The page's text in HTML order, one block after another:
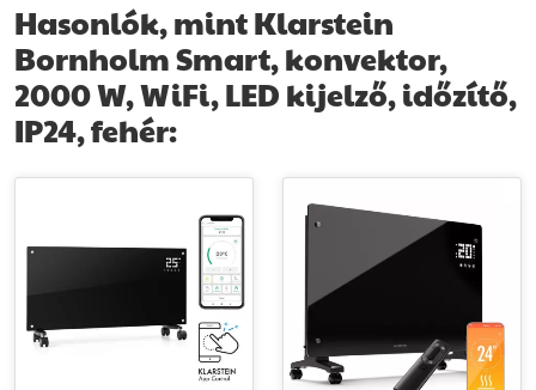
Hasonlók, mint Klarstein
Bornholm Smart, konvektor,
2000 W, WiFi, LED kijelző, időzítő,
IP24, fehér: